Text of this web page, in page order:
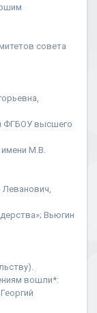
совета
ФГБОУ высшего
имени М.В.
Вьюгин
вошли*: